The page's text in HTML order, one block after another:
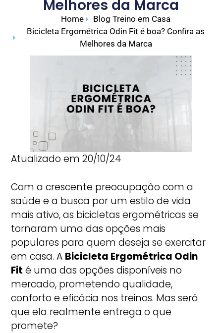
Melhores da Marca
Home
Blog Treino em Casa
Bicicleta Ergométrica Odin Fit é boa? Confira as
Melhores da Marca
Atualizado em 20/10/24
Com a crescente preocupação com a
saúde e a busca por um estilo de vida
mais ativo, as bicicletas ergométricas se
tornaram uma das opções mais
populares para quem deseja se exercitar
em casa. A Bicicleta Ergométrica Odin
Fit é uma das opções disponíveis no
mercado, prometendo qualidade,
conforto e eficácia nos treinos. Mas será
que ela realmente entrega o que
promete?